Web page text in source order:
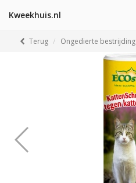
Kweekhuis.nl
Terug Ongedierte bestrijding